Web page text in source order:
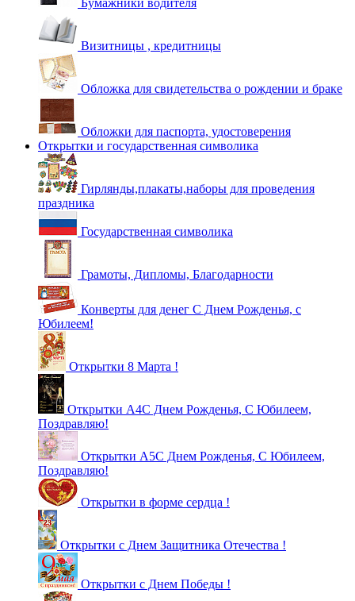
Бумажники водителя
Визитницы , кредитницы
Обложка для свидетельства о рождении и браке
Обложки для паспорта, удостоверения
Открытки и государственная символика
Гирлянды,плакаты,наборы для проведения
праздника
Государственная символика
Грамоты, Дипломы, Благодарности
Конверты для денег С Днем Рожденья, с
Юбилеем!
Открытки 8 Марта !
Открытки А4С Днем Рожденья, С Юбилеем,
Поздравляю!
Открытки А5С Днем Рожденья, С Юбилеем,
Поздравляю!
Открытки в форме сердца !
Открытки с Днем Защитника Отечества !
Открытки с Днем Победы !